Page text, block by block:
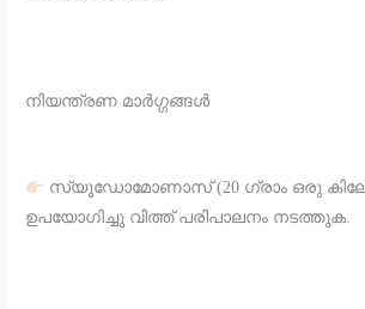
നിയന്ത്രണ മാർഗ്ഗങ്ങൾ
സ്യൂഡോമോണാസ് (20 ഗ്രാം ഒരു
ഉപയോഗിച്ചു വിത്ത് പരിപാലനം നടത്തുക.